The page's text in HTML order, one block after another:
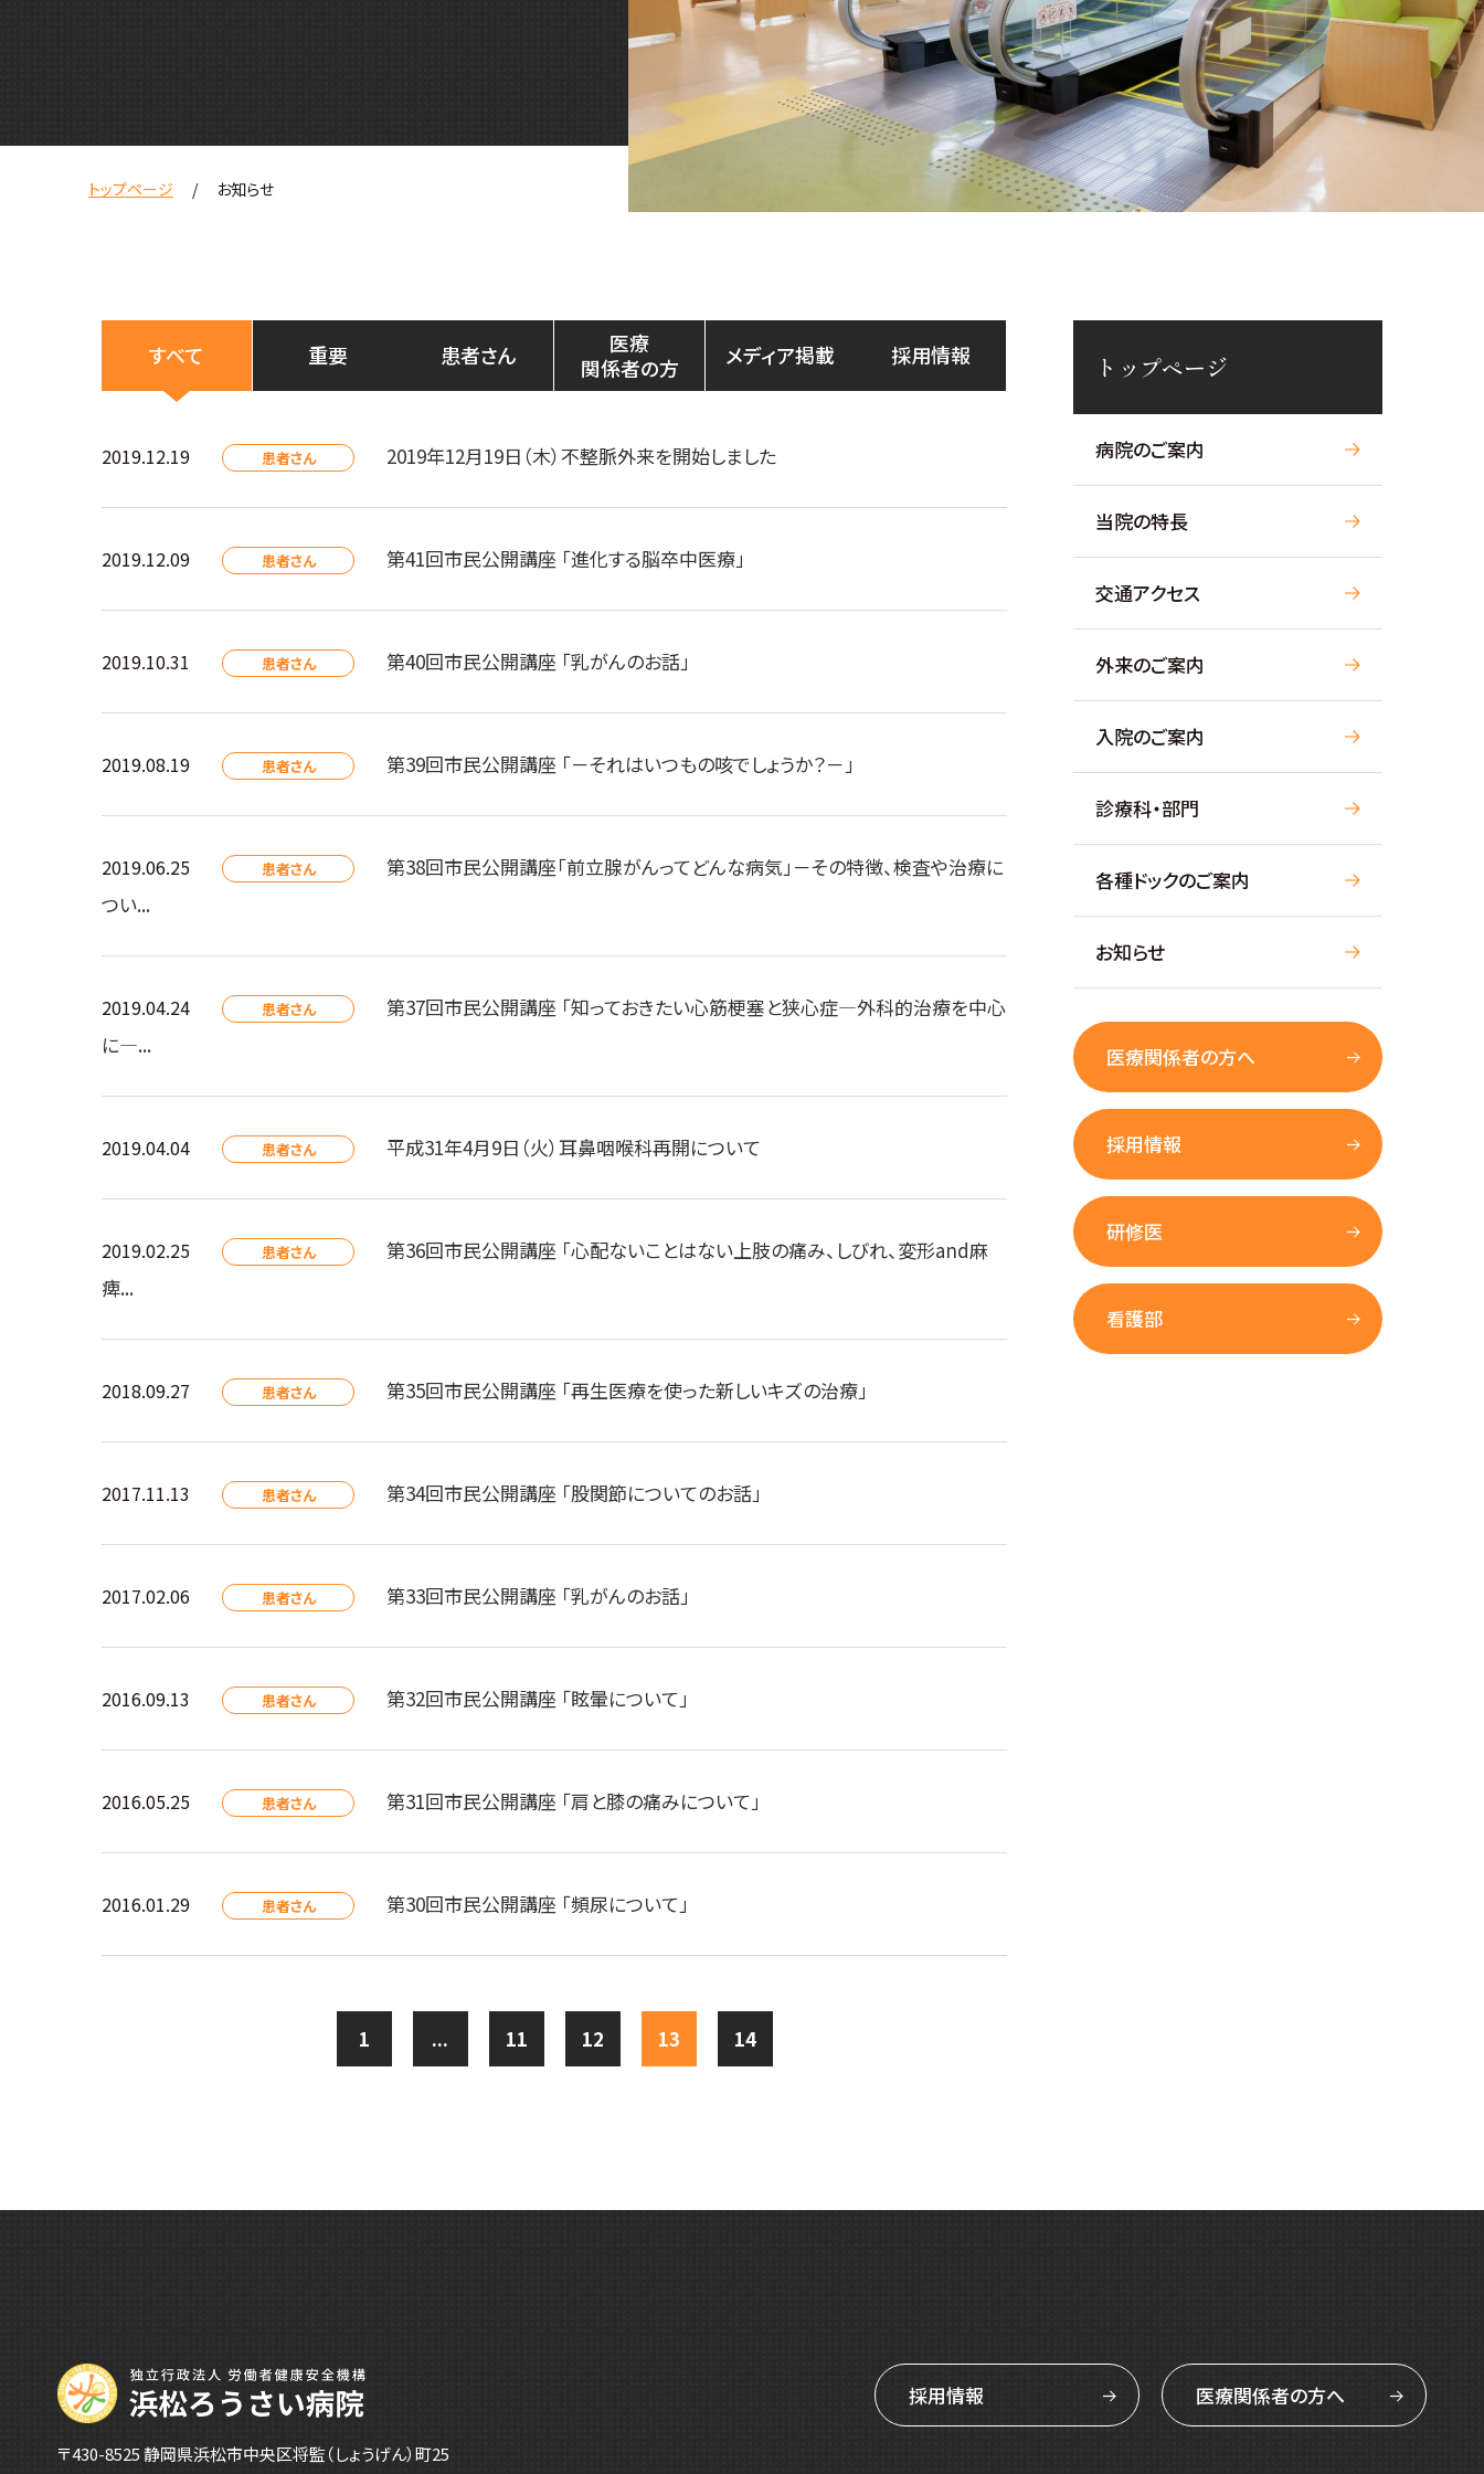
トップページ お知らせ
すべて 重要 患者さん
医療
関係者の方
メディア掲載 採用情報
2019.12.19 患者さん 2019年12月19日（木）不整脈外来を開始しました
2019.12.09 患者さん 第41回市民公開講座 「進化する脳卒中医療」
2019.10.31 患者さん 第40回市民公開講座 「乳がんのお話」
2019.08.19 患者さん 第39回市民公開講座 「－それはいつもの咳でしょうか？－」
2019.06.25 患者さん
第38回市民公開講座「前立腺がんってどんな病気」－その特徴、検査や治療に
つい...
2019.04.24 患者さん
第37回市民公開講座 「知っておきたい心筋梗塞と狭心症―外科的治療を中心
に―...
2019.04.04 患者さん 平成31年4月9日（火）耳鼻咽喉科再開について
2019.02.25 患者さん
第36回市民公開講座 「心配ないことはない上肢の痛み、しびれ、変形and麻
痺...
2018.09.27 患者さん 第35回市民公開講座 「再生医療を使った新しいキズの治療」
2017.11.13 患者さん 第34回市民公開講座 「股関節についてのお話」
2017.02.06 患者さん 第33回市民公開講座 「乳がんのお話」
2016.09.13 患者さん 第32回市民公開講座 「眩暈について」
2016.05.25 患者さん 第31回市民公開講座 「肩と膝の痛みについて」
2016.01.29 患者さん 第30回市民公開講座 「頻尿について」
1 ... 11 12 13 14
トップページ
病院のご案内
当院の特長
交通アクセス
外来のご案内
入院のご案内
診療科・部門
各種ドックのご案内
お知らせ
医療関係者の方へ
採用情報
研修医
看護部
〒430-8525 静岡県浜松市中央区将監（しょうげん）町25
採用情報 医療関係者の方へ